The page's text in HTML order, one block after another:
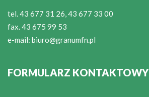
tel. 43 677 31 26, 43 677 33 00
fax. 43 675 99 53
e-mail: biuro@granumfn.pl
FORMULARZ KONTAKTOWY